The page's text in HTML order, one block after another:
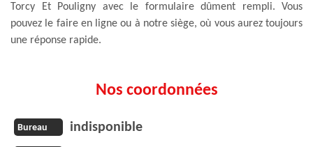
Torcy Et Pouligny avec le formulaire dûment rempli. Vous
pouvez le faire en ligne ou à notre siège, où vous aurez toujours
une réponse rapide.
Nos coordonnées
Bureau indisponible